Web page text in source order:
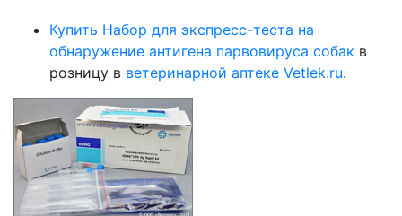
Купить Набор для экспресс-теста на
обнаружение антигена парвовируса собак в
розницу в ветеринарной аптеке Vetlek.ru.